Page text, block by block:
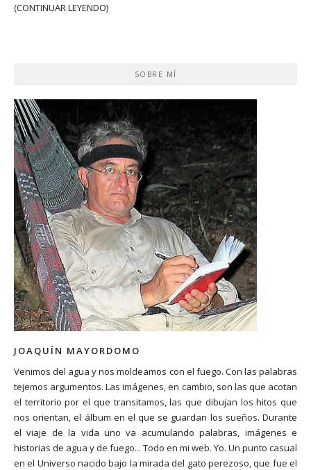
(CONTINUAR LEYENDO)
SOBRE MÍ
JOAQUÍN MAYORDOMO
Venimos del agua y nos moldeamos con el fuego. Con las palabras
tejemos argumentos. Las imágenes, en cambio, son las que acotan
el territorio por el que transitamos, las que dibujan los hitos que
nos orientan, el álbum en el que se guardan los sueños. Durante
el viaje de la vida uno va acumulando palabras, imágenes e
historias de agua y de fuego... Todo en mi web. Yo. Un punto casual
en el Universo nacido bajo la mirada del gato perezoso, que fue el